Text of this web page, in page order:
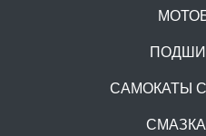
САМОКАТЫ